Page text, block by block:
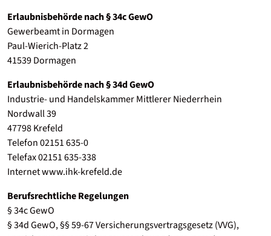
Erlaubnisbehörde nach § 34c GewO
Gewerbeamt in Dormagen
Paul-Wierich-Platz 2
41539 Dormagen
Erlaubnisbehörde nach § 34d GewO
Industrie- und Handelskammer Mittlerer Niederrhein
Nordwall 39
47798 Krefeld
Telefon 02151 635-0
Telefax 02151 635-338
Internet www.ihk-krefeld.de
Berufsrechtliche Regelungen
§ 34c GewO
§ 34d GewO, §§ 59-67 Versicherungsvertragsgesetz (VVG),